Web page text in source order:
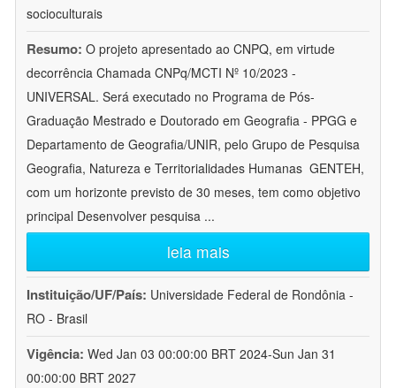
socioculturais
Resumo: O projeto apresentado ao CNPQ, em virtude
decorrência Chamada CNPq/MCTI Nº 10/2023 -
UNIVERSAL. Será executado no Programa de Pós-
Graduação Mestrado e Doutorado em Geografia - PPGG e
Departamento de Geografia/UNIR, pelo Grupo de Pesquisa
Geografia, Natureza e Territorialidades Humanas  GENTEH,
com um horizonte previsto de 30 meses, tem como objetivo
principal Desenvolver pesquisa ...
leia mais
Instituição/UF/País: Universidade Federal de Rondônia -
RO - Brasil
Vigência: Wed Jan 03 00:00:00 BRT 2024-Sun Jan 31
00:00:00 BRT 2027